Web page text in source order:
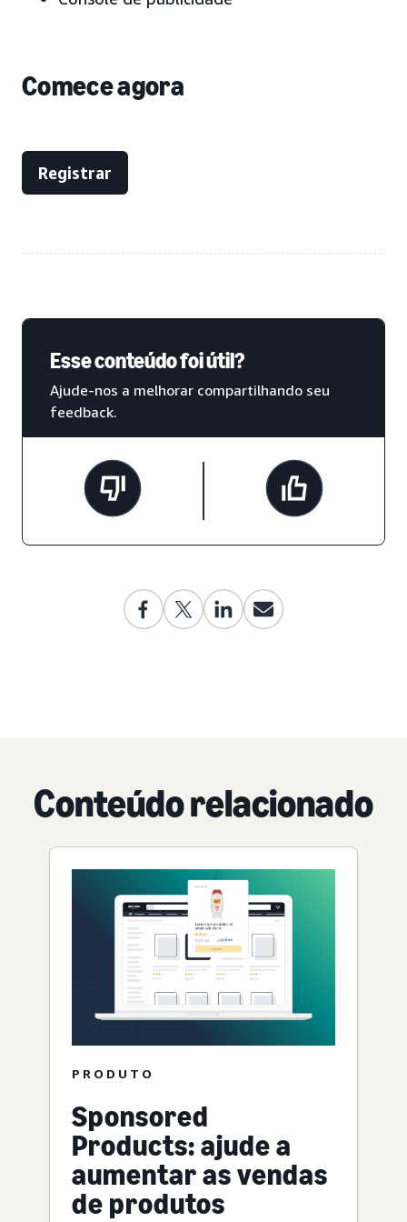
Comece agora
Registrar
Esse conteúdo foi útil?
Ajude-nos a melhorar compartilhando seu
feedback.
Conteúdo relacionado
PRODUTO
Sponsored
Products: ajude a
aumentar as vendas
de produtos